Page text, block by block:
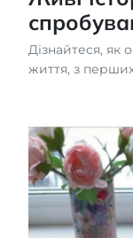
Дізнайтеся, як
життя, з